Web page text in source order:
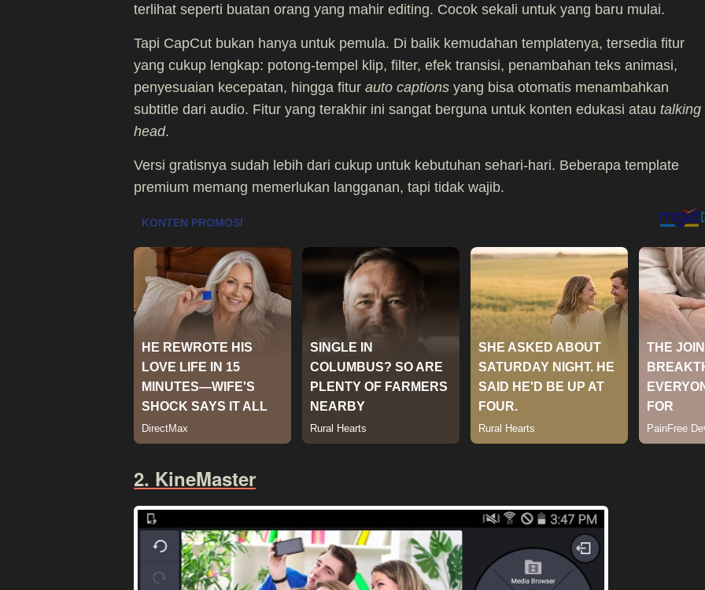
terlihat seperti buatan orang yang mahir editing. Cocok sekali untuk yang baru mulai.
Tapi CapCut bukan hanya untuk pemula. Di balik kemudahan templatenya, tersedia fitur
yang cukup lengkap: potong-tempel klip, filter, efek transisi, penambahan teks animasi,
penyesuaian kecepatan, hingga fitur auto captions yang bisa otomatis menambahkan
subtitle dari audio. Fitur yang terakhir ini sangat berguna untuk konten edukasi atau talking
head.
Versi gratisnya sudah lebih dari cukup untuk kebutuhan sehari-hari. Beberapa template
premium memang memerlukan langganan, tapi tidak wajib.
2. KineMaster